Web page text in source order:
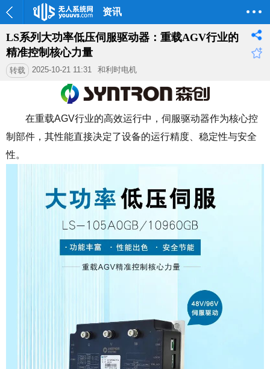
资讯
LS系列大功率低压伺服驱动器：重载AGV行业的
精准控制核心力量
转载 2025-10-21 11:31 和利时电机
在重载AGV行业的高效运行中，伺服驱动器作为核心控
制部件，其性能直接决定了设备的运行精度、稳定性与安全
性。